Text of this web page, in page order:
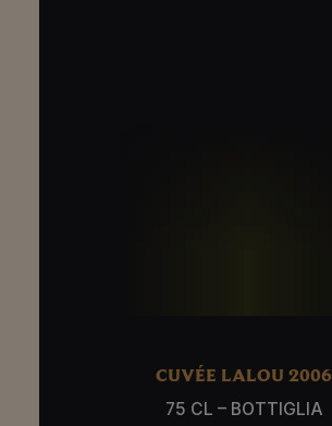
CUVÉE LALOU 2006
75 CL – BOTTIGLIA